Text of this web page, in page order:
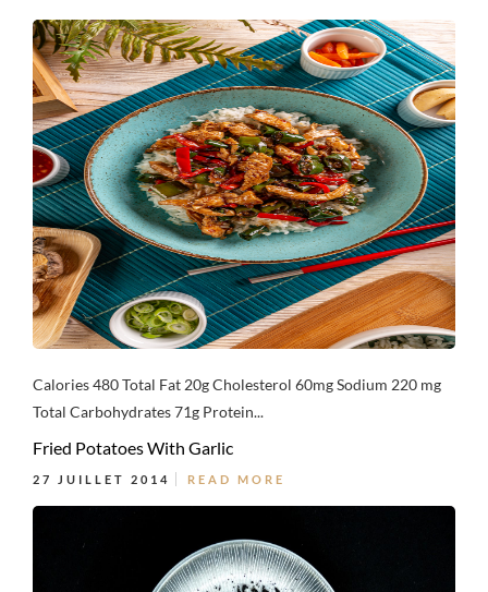
Calories 480 Total Fat 20g Cholesterol 60mg Sodium 220 mg
Total Carbohydrates 71g Protein...
Fried Potatoes With Garlic
27 JUILLET 2014 READ MORE